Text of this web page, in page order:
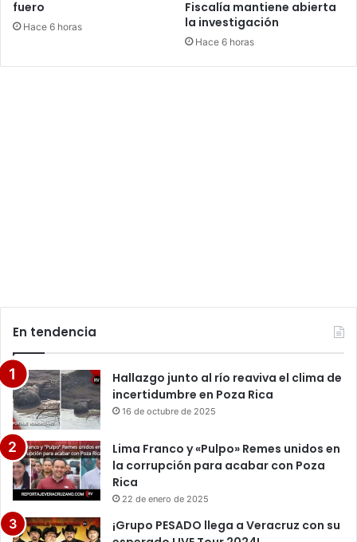
fuero
Hace 6 horas
Fiscalía mantiene abierta
la investigación
Hace 6 horas
En tendencia
Hallazgo junto al río reaviva el clima de
incertidumbre en Poza Rica
16 de octubre de 2025
Lima Franco y «Pulpo» Remes unidos en
la corrupción para acabar con Poza
Rica
22 de enero de 2025
¡Grupo PESADO llega a Veracruz con su